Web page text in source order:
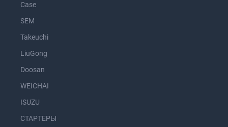
Case
SEM
Takeuchi
LiuGong
Doosan
WEICHAI
ISUZU
СТАРТЕРЫ